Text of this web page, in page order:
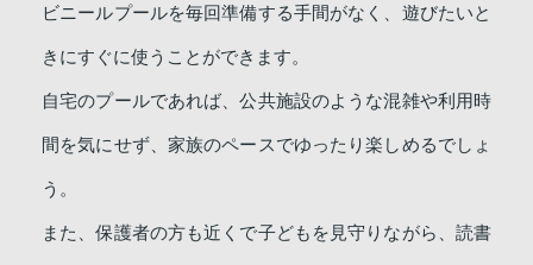
ビニールプールを毎回準備する手間がなく、遊びたいと
きにすぐに使うことができます。
自宅のプールであれば、公共施設のような混雑や利用時
間を気にせず、家族のペースでゆったり楽しめるでしょ
う。
また、保護者の方も近くで子どもを見守りながら、読書